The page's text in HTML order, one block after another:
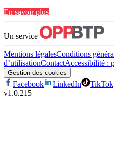
En savoir plus
Un service
Mentions légalesConditions
d’utilisationContactAccessibilité :
Gestion des cookies
Facebook LinkedIn TikTok
v1.0.215